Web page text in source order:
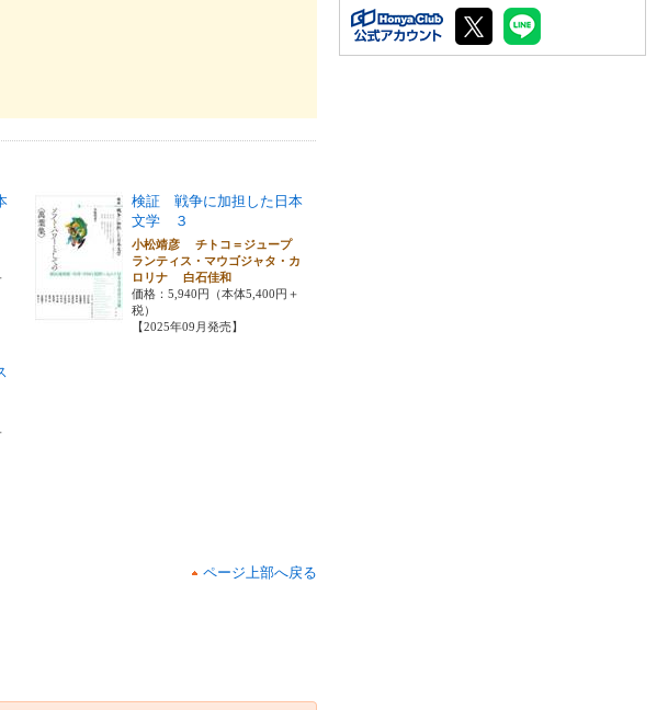
検証 戦争に加担した日本
文学 ３
小松靖彦 チトコ＝ジュープ
ランティス・マウゴジャタ・カ
ロリナ 白石佳和
価格：5,940円（本体5,400円＋
税）
【2025年09月発売】
ページ上部へ戻る